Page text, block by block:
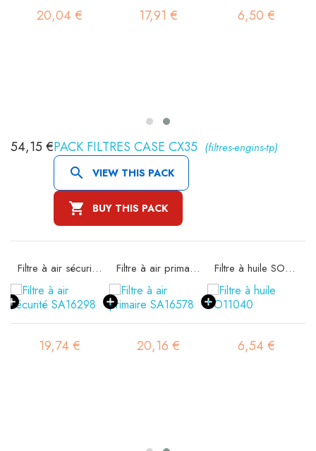
20,04 € 17,91 € 6,50 €
PACK FILTRES CASE CX35 (filtres-engins-tp)
 VIEW THIS PACK
 BUY THIS PACK
54,15 €
Filtre à air sécurité SA16298
19,74 €
Filtre à air primaire SA16578
20,16 €
Filtre à huile SO11040
6,54 €